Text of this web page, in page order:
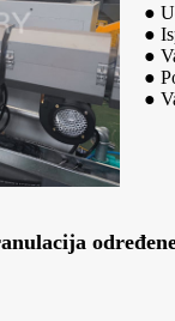
●
●
●
●
●